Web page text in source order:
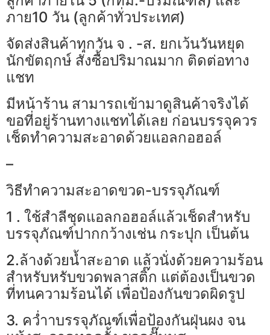
ภาย10 วัน (ลูกค้าทั่วประเทศ)
จัดส่งสินค้าทุกวัน จ . -ส. ยกเว้นวันหยุด
นักขัตฤกษ์ สั่งซื้อปริมาณมาก ติดต่อทาง
แชท
มีหน้าร้าน สามารถเข้ามาดูสินค้าจริงได้
ขอที่อยู่ร้านทางแชทได้เลย ก่อนบรรจุควร
เช็ดทำความสะอาดด้วยแอลกอฮอล์
–
วิธีทำความสะอาดขวด-บรรจุภัณฑ์
1 . ใช้สำลีชุดแอลกอฮอล์แล้วเช็ดสำหรับ
บรรจุภัณฑ์ปากกว้างเช่น กระปุก เป็นต้น
2.ล้างด้วยน้ำสะอาด แล้วนั่งด้วยความร้อน
สำหรับหรับขวดพลาสติ๊ก แต่ต้องเป็นขวด
ที่ทนความร้อนได้ เพื่อป้องกันขวดผิดรูป
3. คว่ำาบรรจุภัณฑ์เพื่อป้องกันฝุ่นผง จน